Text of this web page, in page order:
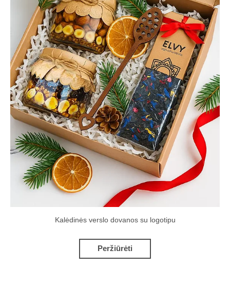
Kalėdinės verslo dovanos su logotipu
Peržiūrėti